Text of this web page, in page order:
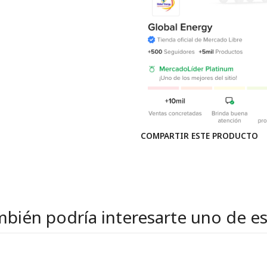
COMPARTIR ESTE PRODUCTO
podría interesarte uno de